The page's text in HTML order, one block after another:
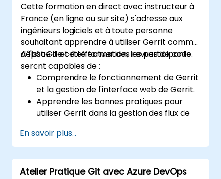
sécurisées dans des projets réels.
Cette formation en direct avec instructeur à
France (en ligne ou sur site) s'adresse aux
ingénieurs logiciels et à toute personne
souhaitant apprendre à utiliser Gerrit comme
dépôt Git et à effectuer des revues de code.
A l'issue de cette formation, les participants
seront capables de :
Comprendre le fonctionnement de Gerrit
et la gestion de l'interface web de Gerrit.
Apprendre les bonnes pratiques pour
utiliser Gerrit dans la gestion des flux de
Administrer et configurer un projet Gerrit.
En savoir plus...
Atelier Pratique Git avec Azure DevOps